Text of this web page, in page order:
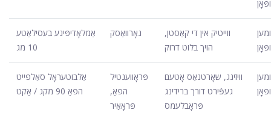
אַמלאָדיפּינע בעסילאַטע
10 מג
נאָרוואַסק
ווייטיק אין די קאַסטן,
הויך בלוט דרוק
אַלבוטעראָל סאַלפייט
הפאַ 90 מקג / אַקט
פּראָווענטיל
הפאַ,
פּראָאַיר
וויזינג, שאָרטנאַס אָטעם
געפֿירט דורך ברידינג
פּראָבלעמס